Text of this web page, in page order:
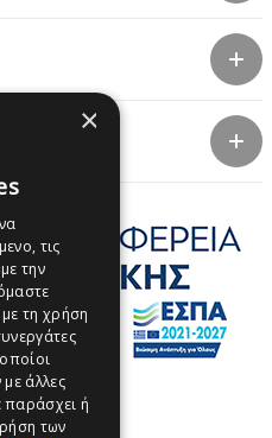
×
τις
την
τη χρήση
άλλες
παράσχει ή
των